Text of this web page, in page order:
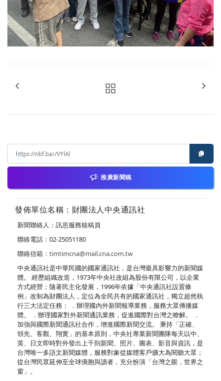
推廣新聞稿
發佈單位名稱：財團法人中央通訊社
新聞聯絡人：訊息服務核稿員
聯絡電話：02-25051180
聯絡信箱： timtimcna@mail.cna.com.tw
中央通訊社是中華民國的國家通訊社，是台灣最具影響力的新聞媒
體。 經歷組織改造，1973年中央社改組為股份有限公司，以企業
方式經營；隨著民主化發展，1996年依據「中央通訊社設置條
例」改制為財團法人，定位為全民共有的國家通訊社，獨立超然執
行三大法定任務： ．辦理國內外新聞報導業務，服務大眾傳播媒
體。 ．辦理國家對外新聞通訊業務，促進國際對台灣之瞭解。 ．
加強與國際新聞通訊社合作，增進國際新聞交流。 秉持「正確、
領先、客觀、翔實」的基本原則，中央社專業新聞團隊每天以中、
英、日文即時對外發出上千則新聞、照片、圖表、影音與資訊，是
台灣唯一多語文新聞媒體，服務對象從媒體客戶擴大為閱聽大眾；
從台灣民眾延伸至全球僑胞與讀者，充分扮演「台灣之眼，世界之
窗」。